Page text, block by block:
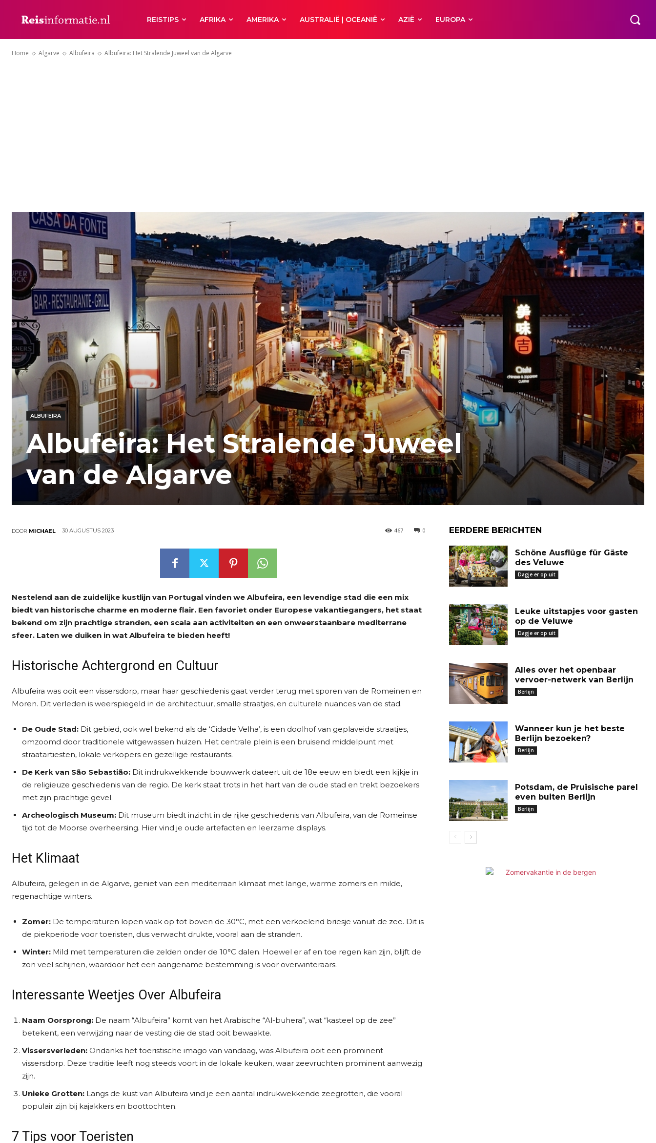
REISTIPS AFRIKA AMERIKA AUSTRALIË | OCEANIË AZIË EUROPA
Home Algarve Albufeira Albufeira: Het Stralende Juweel van de Algarve
ALBUFEIRA
Albufeira: Het Stralende Juweel
van de Algarve
DOOR MICHAEL 30 AUGUSTUS 2023 0
467
Nestelend aan de zuidelijke kustlijn van Portugal vinden we Albufeira, een levendige stad die een mix
biedt van historische charme en moderne flair. Een favoriet onder Europese vakantiegangers, het staat
bekend om zijn prachtige stranden, een scala aan activiteiten en een onweerstaanbare mediterrane
sfeer. Laten we duiken in wat Albufeira te bieden heeft!
Historische Achtergrond en Cultuur
Albufeira was ooit een vissersdorp, maar haar geschiedenis gaat verder terug met sporen van de Romeinen en
Moren. Dit verleden is weerspiegeld in de architectuur, smalle straatjes, en culturele nuances van de stad.
De Oude Stad: Dit gebied, ook wel bekend als de ‘Cidade Velha’, is een doolhof van geplaveide straatjes,
omzoomd door traditionele witgewassen huizen. Het centrale plein is een bruisend middelpunt met
straatartiesten, lokale verkopers en gezellige restaurants.
De Kerk van São Sebastião: Dit indrukwekkende bouwwerk dateert uit de 18e eeuw en biedt een kijkje in
de religieuze geschiedenis van de regio. De kerk staat trots in het hart van de oude stad en trekt bezoekers
met zijn prachtige gevel.
Archeologisch Museum: Dit museum biedt inzicht in de rijke geschiedenis van Albufeira, van de Romeinse
tijd tot de Moorse overheersing. Hier vind je oude artefacten en leerzame displays.
Het Klimaat
Albufeira, gelegen in de Algarve, geniet van een mediterraan klimaat met lange, warme zomers en milde,
regenachtige winters.
Zomer: De temperaturen lopen vaak op tot boven de 30°C, met een verkoelend briesje vanuit de zee. Dit is
de piekperiode voor toeristen, dus verwacht drukte, vooral aan de stranden.
Winter: Mild met temperaturen die zelden onder de 10°C dalen. Hoewel er af en toe regen kan zijn, blijft de
zon veel schijnen, waardoor het een aangename bestemming is voor overwinteraars.
Interessante Weetjes Over Albufeira
Naam Oorsprong: De naam “Albufeira” komt van het Arabische “Al-buhera”, wat “kasteel op de zee”
betekent, een verwijzing naar de vesting die de stad ooit bewaakte.
Vissersverleden: Ondanks het toeristische imago van vandaag, was Albufeira ooit een prominent
vissersdorp. Deze traditie leeft nog steeds voort in de lokale keuken, waar zeevruchten prominent aanwezig
zijn.
Unieke Grotten: Langs de kust van Albufeira vind je een aantal indrukwekkende zeegrotten, die vooral
populair zijn bij kajakkers en boottochten.
7 Tips voor Toeristen
EERDERE BERICHTEN
Schöne Ausflüge für Gäste
des Veluwe
Dagje er op uit
Leuke uitstapjes voor gasten
op de Veluwe
Dagje er op uit
Alles over het openbaar
vervoer-netwerk van Berlijn
Berlijn
Wanneer kun je het beste
Berlijn bezoeken?
Berlijn
Potsdam, de Pruisische parel
even buiten Berlijn
Berlijn